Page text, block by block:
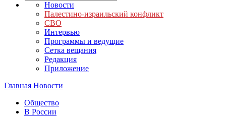
Новости
Палестино-израильский конфликт
СВО
Интервью
Программы и ведущие
Сетка вещания
Редакция
Приложение
Главная Новости
Общество
В России